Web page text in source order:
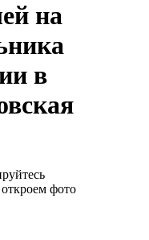
на
в
фото